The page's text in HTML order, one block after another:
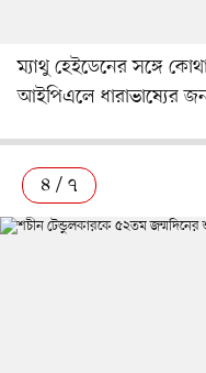
ম্যাথু হেইডেনের সঙ্গে
আইপিএলে ধারাভাষ্যের
৪ / ৭